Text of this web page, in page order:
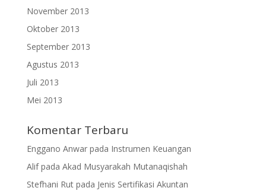
November 2013
Oktober 2013
September 2013
Agustus 2013
Juli 2013
Mei 2013
Komentar Terbaru
Enggano Anwarpada Instrumen Keuangan
Alifpada Akad Musyarakah Mutanaqishah
Stefhani Rutpada Jenis Sertifikasi Akuntan